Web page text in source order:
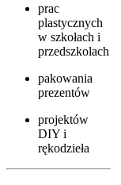
prac
plastycznych
w szkołach i
przedszkolach
pakowania
prezentów
projektów
DIY i
rękodzieła